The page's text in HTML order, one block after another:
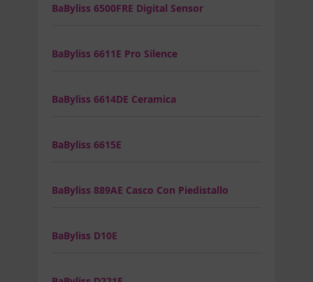
BaByliss 6500FRE Digital Sensor
BaByliss 6611E Pro Silence
BaByliss 6614DE Ceramica
BaByliss 6615E
BaByliss 889AE Casco Con Piedistallo
BaByliss D10E